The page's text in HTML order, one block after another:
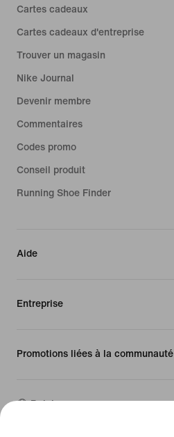
Cartes cadeaux
Cartes cadeaux d'entreprise
Trouver un magasin
Nike Journal
Devenir membre
Commentaires
Codes promo
Conseil produit
Running Shoe Finder
Aide
Entreprise
Promotions liées à la communauté
Belgique